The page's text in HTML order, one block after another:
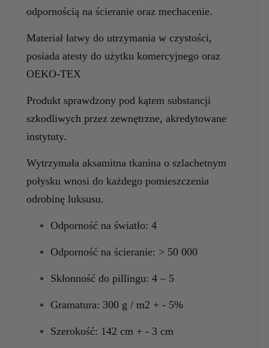
odpornością na ścieranie oraz mechacenie.
Materiał łatwy do utrzymania w czystości,
posiada atesty do użytku komercyjnego oraz
OEKO-TEX
Produkt sprawdzony pod kątem substancji
szkodliwych przez zewnętrzne, akredytowane
instytuty.
Wytrzymała aksamitna tkanina o szlachetnym
połysku wnosi do każdego pomieszczenia
odrobinę luksusu.
Odporność na światło: 4
Odporność na ścieranie: > 50 000
Skłonność do pillingu: 4 – 5
Gramatura: 300 g / m2 + - 5%
Szerokość: 142 cm + - 3 cm